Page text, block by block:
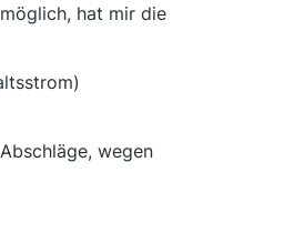
hat mir die
wegen